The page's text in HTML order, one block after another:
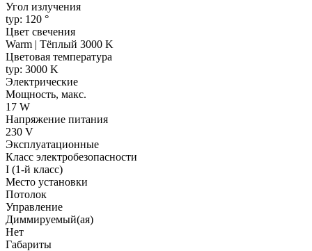
Угол излучения
typ: 120 °
Цвет свечения
Warm | Тёплый 3000 K
Цветовая температура
typ: 3000 K
Электрические
Мощность, макс.
17 W
Напряжение питания
230 V
Эксплуатационные
Класс электробезопасности
I (1-й класс)
Место установки
Потолок
Управление
Диммируемый(ая)
Нет
Габариты